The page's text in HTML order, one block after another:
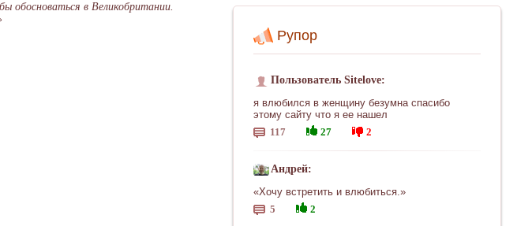
Рупор
Пользователь Sitelove:
я влюбился в женщину безумна спасибо
этому сайту что я ее нашел
117
27 2
Андрей:
«Хочу встретить и влюбиться.»
5
2
обосноваться в Великобритании.